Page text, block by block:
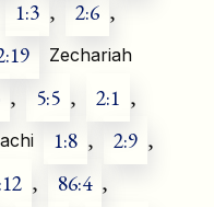
1:3 , 2:6 ,
Zechariah
, 5:5 , 2:1 ,
1:8 , 2:9 ,
, 86:4 ,